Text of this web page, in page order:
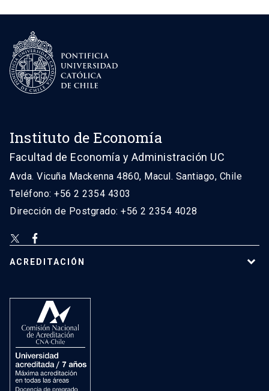
Instituto de Economía
Facultad de Economía y Administración UC
Avda. Vicuña Mackenna 4860, Macul. Santiago, Chile
Teléfono: +56 2 2354 4303
Dirección de Postgrado: +56 2 2354 4028
ACREDITACIÓN